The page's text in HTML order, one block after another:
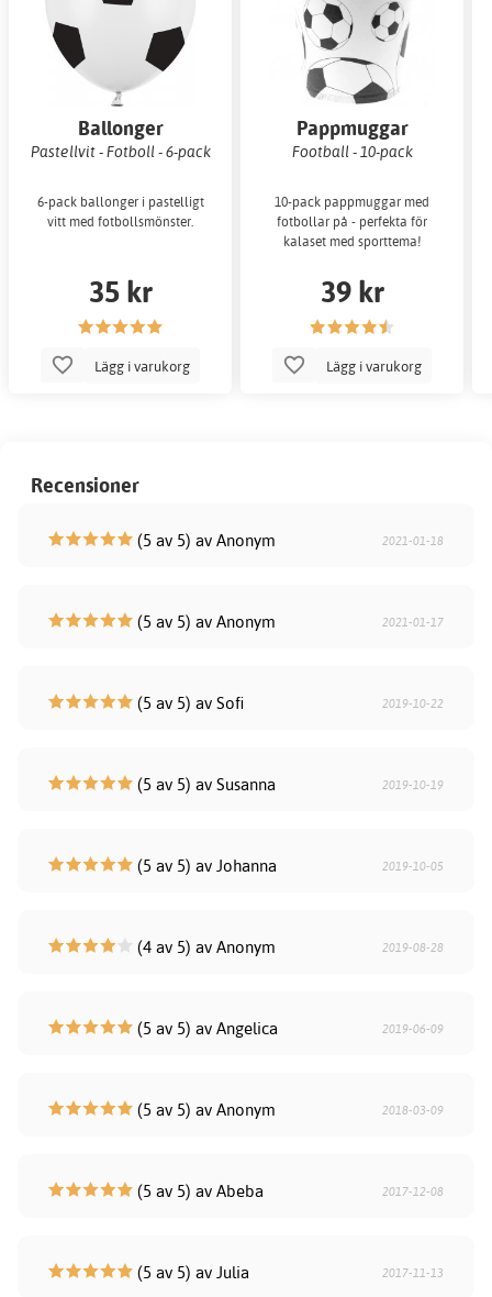
Ballonger
Pastellvit - Fotboll - 6-pack
6-pack ballonger i pastelligt
vitt med fotbollsmönster.
35 kr
Lägg i varukorg
Pappmuggar
Football - 10-pack
10-pack pappmuggar med
fotbollar på - perfekta för
kalaset med sporttema!
39 kr
Lägg i varukorg
Recensioner
(5 av 5) av Anonym 2021-01-18
(5 av 5) av Anonym 2021-01-17
(5 av 5) av Sofi 2019-10-22
(5 av 5) av Susanna 2019-10-19
(5 av 5) av Johanna 2019-10-05
(4 av 5) av Anonym 2019-08-28
(5 av 5) av Angelica 2019-06-09
(5 av 5) av Anonym 2018-03-09
(5 av 5) av Abeba 2017-12-08
(5 av 5) av Julia 2017-11-13